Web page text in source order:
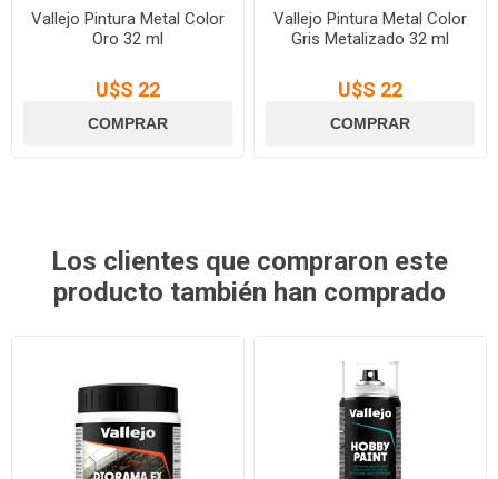
Vallejo Pintura Metal Color
Oro 32 ml
U$S 22
Vallejo Pintura Metal Color
Gris Metalizado 32 ml
U$S 22
Los clientes que compraron este
producto también han comprado